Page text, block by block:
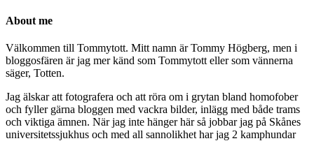
About me
Välkommen till Tommytott. Mitt namn är Tommy Högberg, men i
bloggosfären är jag mer känd som Tommytott eller som vännerna
säger, Totten.
Jag älskar att fotografera och att röra om i grytan bland homofober
och fyller gärna bloggen med vackra bilder, inlägg med både trams
och viktiga ämnen. När jag inte hänger här så jobbar jag på Skånes
universitetssjukhus och med all sannolikhet har jag 2 kamphundar